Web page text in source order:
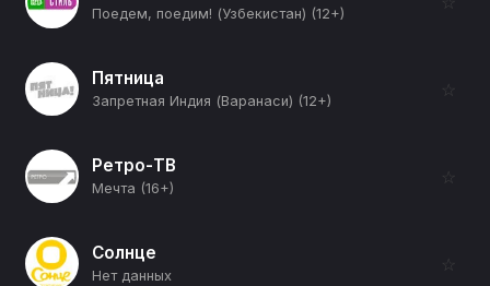
Поедем, поедим! (Узбекистан) (12+)
Пятница
Запретная Индия (Варанаси) (12+)
☆
Ретро-ТВ
Мечта (16+)
☆
Солнце
Нет данных
☆